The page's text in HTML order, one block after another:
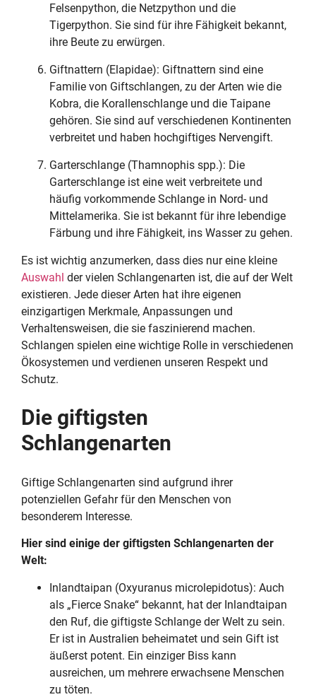
Felsenpython, die Netzpython und die
Tigerpython. Sie sind für ihre Fähigkeit bekannt,
ihre Beute zu erwürgen.
Giftnattern (Elapidae): Giftnattern sind eine
Familie von Giftschlangen, zu der Arten wie die
Kobra, die Korallenschlange und die Taipane
gehören. Sie sind auf verschiedenen Kontinenten
verbreitet und haben hochgiftiges Nervengift.
Garterschlange (Thamnophis spp.): Die
Garterschlange ist eine weit verbreitete und
häufig vorkommende Schlange in Nord- und
Mittelamerika. Sie ist bekannt für ihre lebendige
Färbung und ihre Fähigkeit, ins Wasser zu gehen.
Es ist wichtig anzumerken, dass dies nur eine kleine
Auswahl der vielen Schlangenarten ist, die auf der Welt
existieren. Jede dieser Arten hat ihre eigenen
einzigartigen Merkmale, Anpassungen und
Verhaltensweisen, die sie faszinierend machen.
Schlangen spielen eine wichtige Rolle in verschiedenen
Ökosystemen und verdienen unseren Respekt und
Schutz.
Die giftigsten
Schlangenarten
Giftige Schlangenarten sind aufgrund ihrer
potenziellen Gefahr für den Menschen von
besonderem Interesse.
Hier sind einige der giftigsten Schlangenarten der
Welt:
Inlandtaipan (Oxyuranus microlepidotus): Auch
als „Fierce Snake“ bekannt, hat der Inlandtaipan
den Ruf, die giftigste Schlange der Welt zu sein.
Er ist in Australien beheimatet und sein Gift ist
äußerst potent. Ein einziger Biss kann
ausreichen, um mehrere erwachsene Menschen
zu töten.